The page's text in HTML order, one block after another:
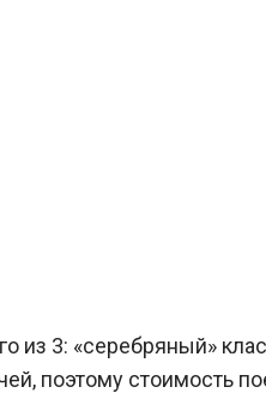
из 3: «серебряный»
поэтому стоимость